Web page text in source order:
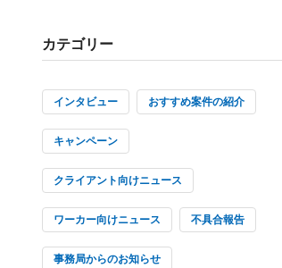
カテゴリー
インタビュー おすすめ案件の紹介
キャンペーン
クライアント向けニュース
ワーカー向けニュース 不具合報告
事務局からのお知らせ